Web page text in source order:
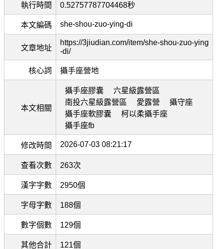
執行時間 0.52757787704468秒
本文編碼 she-shou-zuo-ying-di
文章地址
https://3jiudian.com/item/she-shou-zuo-ying
-di/
核心詞 攝手座營地
本文相關
攝手座膠囊
六星級露營區
南投六星級露營區
愛露營
攝守座
攝手座軟膠囊
柯以柔攝手座
攝手座fb
修改時間 2026-07-03 08:21:17
查看次數 263次
漢字字數 2950個
字母字數 188個
數字個數 129個
其他合計 121個